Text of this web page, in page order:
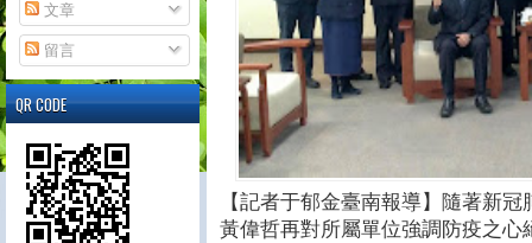
【記者于郁金臺南報導】隨著新
黃偉哲再對所屬單位強調防疫之
文章
留言
QR CODE